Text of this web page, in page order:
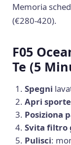
Memoria
(€280-420).
F05
Te (5
Spegni
Apri
Posiziona
Svita filtro
Pulisci: